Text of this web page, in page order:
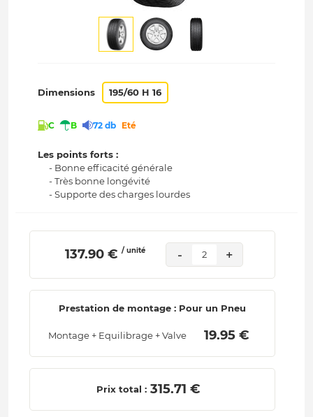
Dimensions 195/60 H 16
C B 72 db Eté
Les points forts :
- Bonne efficacité générale
- Très bonne longévité
- Supporte des charges lourdes
137.90 € / unité - 2 +
Prestation de montage : Pour un Pneu
Montage + Equilibrage + Valve 19.95 €
Prix total : 315.71 €